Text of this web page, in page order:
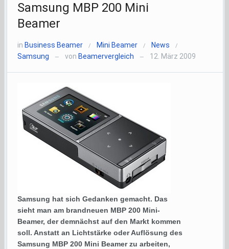
Samsung MBP 200 Mini
Beamer
in Business Beamer / Mini Beamer / News /
Samsung — von Beamervergleich — 12. März 2009
Samsung hat sich Gedanken gemacht. Das
sieht man am brandneuen MBP 200 Mini-
Beamer, der demnächst auf den Markt kommen
soll. Anstatt an Lichtstärke oder Auflösung des
Samsung MBP 200 Mini Beamer zu arbeiten,